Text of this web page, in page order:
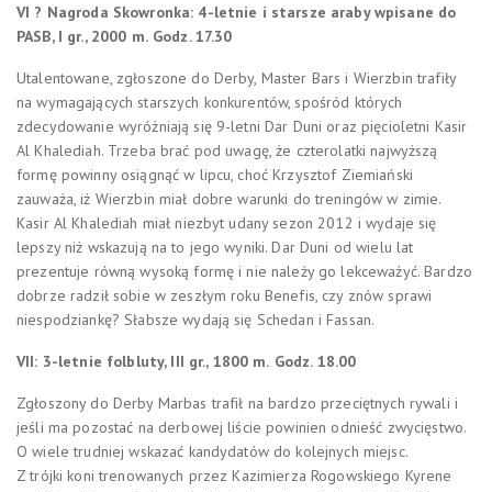
VI ? Nagroda Skowronka: 4-letnie i starsze araby wpisane do
PASB, I gr., 2000 m. Godz. 17.30
Utalentowane, zgłoszone do Derby, Master Bars i Wierzbin trafiły
na wymagających starszych konkurentów, spośród których
zdecydowanie wyróżniają się 9-letni Dar Duni oraz pięcioletni Kasir
Al Khalediah. Trzeba brać pod uwagę, że czterolatki najwyższą
formę powinny osiągnąć w lipcu, choć Krzysztof Ziemiański
zauważa, iż Wierzbin miał dobre warunki do treningów w zimie.
Kasir Al Khalediah miał niezbyt udany sezon 2012 i wydaje się
lepszy niż wskazują na to jego wyniki. Dar Duni od wielu lat
prezentuje równą wysoką formę i nie należy go lekceważyć. Bardzo
dobrze radził sobie w zeszłym roku Benefis, czy znów sprawi
niespodziankę? Słabsze wydają się Schedan i Fassan.
VII: 3-letnie folbluty, III gr., 1800 m. Godz. 18.00
Zgłoszony do Derby Marbas trafił na bardzo przeciętnych rywali i
jeśli ma pozostać na derbowej liście powinien odnieść zwycięstwo.
O wiele trudniej wskazać kandydatów do kolejnych miejsc.
Z trójki koni trenowanych przez Kazimierza Rogowskiego Kyrene